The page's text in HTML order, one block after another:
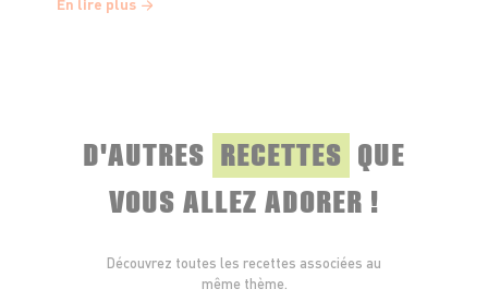
laissez mijoter 12–15 min à feu moyen-doux.
soupe) et faites sauter 1 min : la sauce devient
brillante et accroche aux pâtes.
parmesan au moment de servir.
D'AUTRES RECETTES QUE
VOUS ALLEZ ADORER !
Découvrez toutes les recettes associées au
même thème.